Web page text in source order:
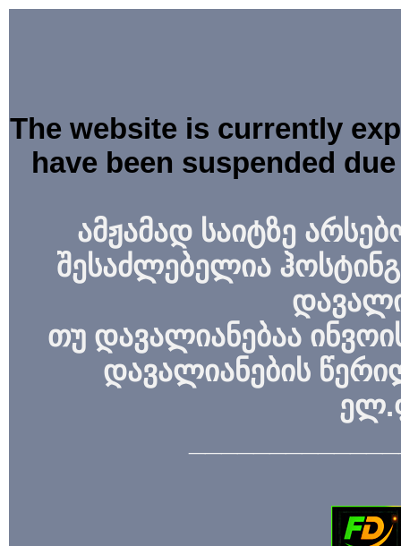
The website is currently
have been suspended
ამჟამად საიტზე
შესაძლებელია
თუ დავალიანებაა
დავალიანების